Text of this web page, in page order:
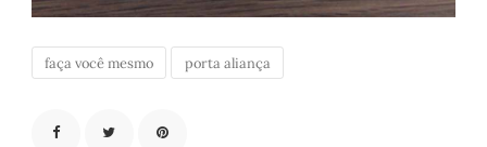
faça você mesmo porta aliança